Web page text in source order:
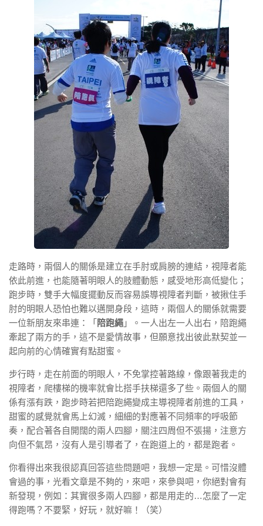
走路時，兩個人的關係是建立在手肘或肩膀的連結，視障者能
依此前進，也能隨著明眼人的肢體動態，感受地形高低變化；
跑步時，雙手大幅度擺動反而容易誤導視障者判斷，被揪住手
肘的明眼人恐怕也難以邁開身段，這時，兩個人的關係就需要
一位新朋友來串連：「 陪跑繩 」。一人出左一人出右，陪跑繩
牽起了兩方的手，這不是愛情故事，但願意找出彼此默契並一
起向前的心情確實有點甜蜜。
步行時，走在前面的明眼人，不免掌控著路線，像跟著我走的
視障者，爬樓梯的機率就會比搭手扶梯還多了些。兩個人的關
係有漲有跌，跑步時若把陪跑繩變成主導視障者前進的工具，
甜蜜的感覺就會馬上幻滅，細細的對應著不同頻率的呼吸節
奏，配合著各自開闊的兩人四腳，關注四周但不張揚，注意方
向但不氣昂，沒有人是引導者了，在跑道上的，都是跑者。
你看得出來我很認真回答這些問題吧，我想一定是。可惜沒體
會過的事，光看文章是不夠的，來吧，來參與吧，你絕對會有
新發現，例如：其實很多兩人四腳，都是用走的…怎麼了一定
得跑嗎？不要緊，好玩，就好嘛！（笑）